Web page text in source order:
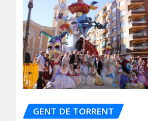
GENT DE TORRENT